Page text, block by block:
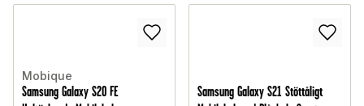
Mobique
Samsung Galaxy S20 FE
Samsung Galaxy S21 Stöttåligt